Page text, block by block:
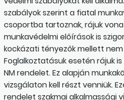
szabályok szerint a fiatal
csoportba tartoznak, rájuk
munkavédelmi előírások is
kockázati tényezők mellett
Foglalkoztatásuk esetén rájuk is
NM rendelet. Ez alapján
vizsgálaton kell részt venniük.
rendelet szakmai alkalmassági